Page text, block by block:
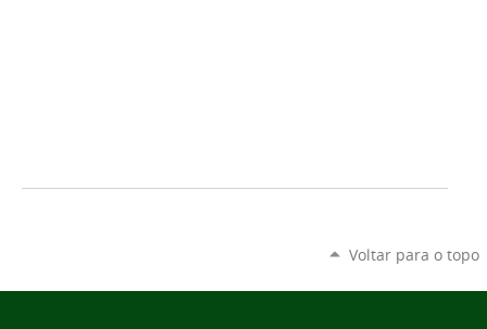
Voltar para o topo